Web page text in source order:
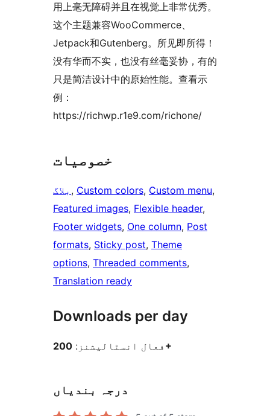
用上毫无障碍并且在视觉上非常优秀。
这个主题兼容WooCommerce、
Jetpack和Gutenberg。所见即所得！
没有华而不实，也没有丝毫妥协，有的
只是简洁设计中的原始性能。查看示
例：
https://richwp.r1e9.com/richone/
خصوصیات
بلاگ , Custom colors, Custom menu
Featured images, Flexible header
Footer widgets, One column, Post
formats, Sticky post, Theme
options, Threaded comments
Translation ready
Downloads per day
فعال انسٹالیشنز: 200+
درجہ بندیاں